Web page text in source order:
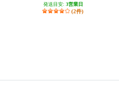
発送目安: 3営業日
(2件)